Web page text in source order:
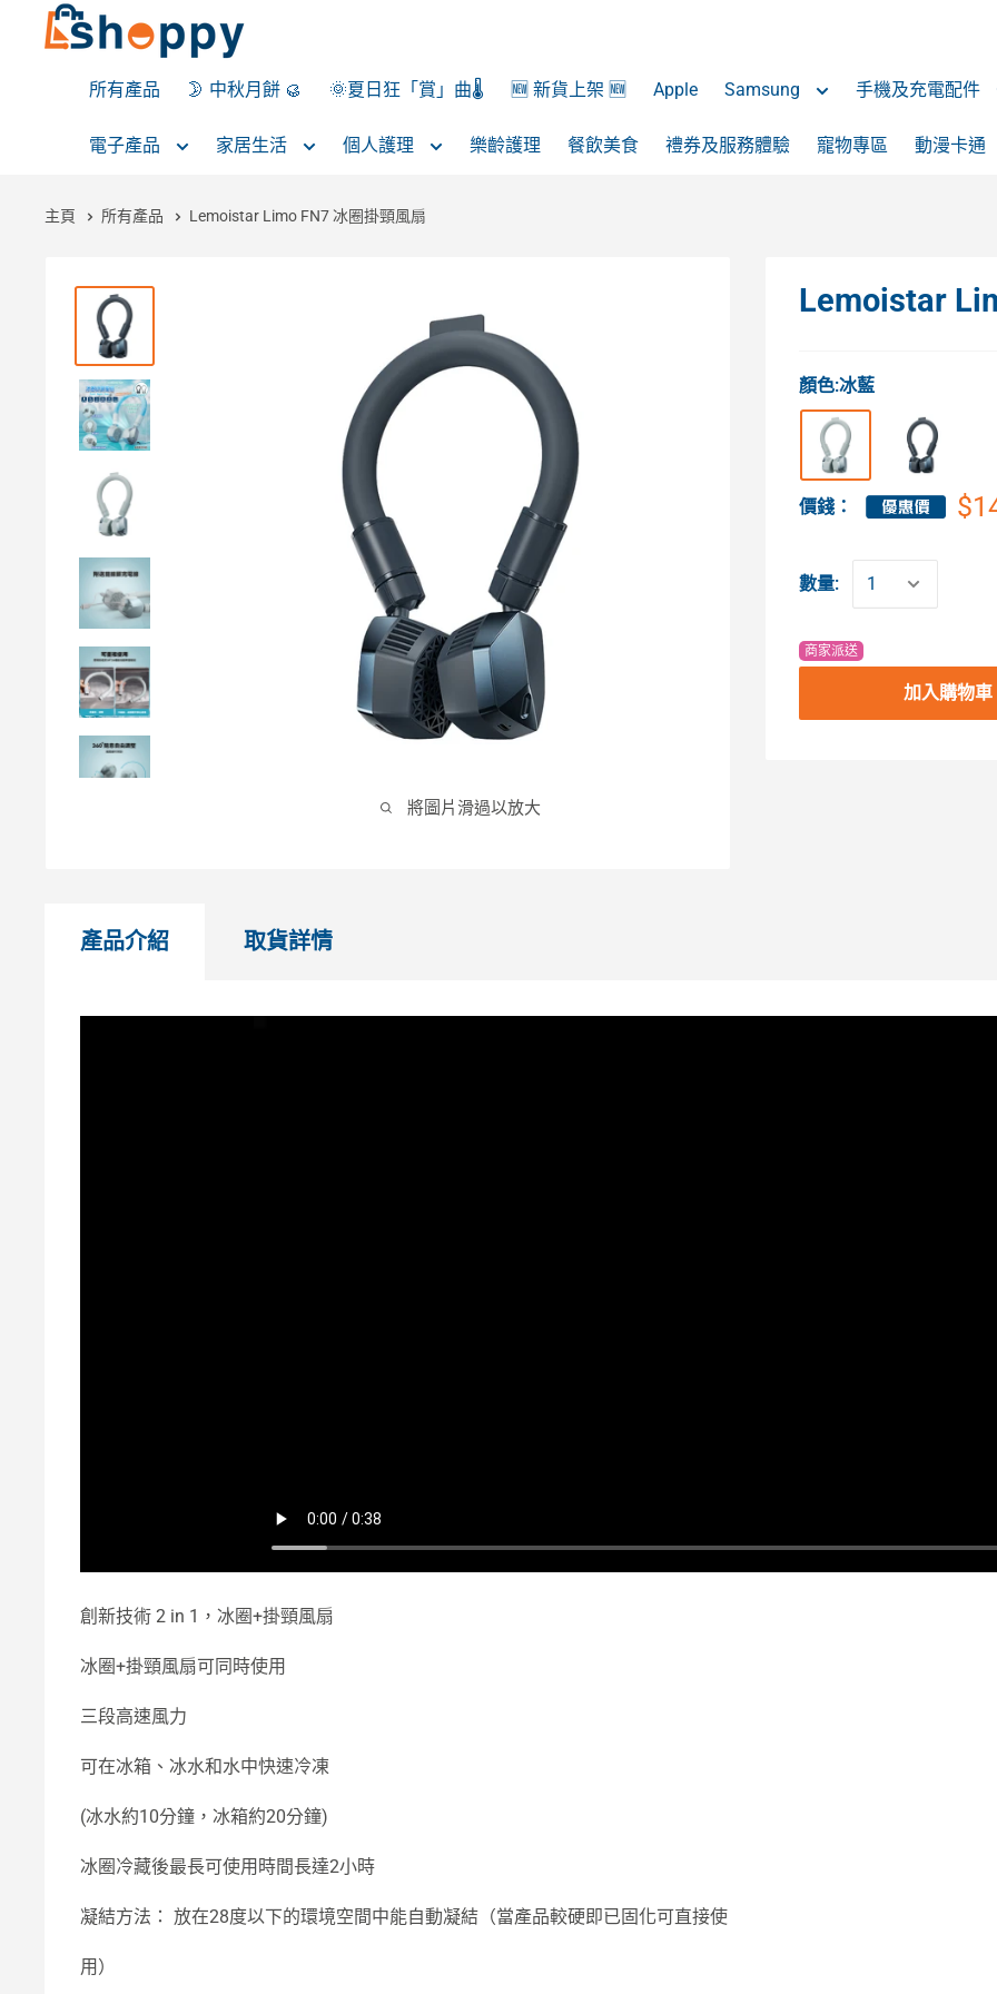
所有產品 🌛 中秋月餅 🥮 🌞夏日狂「賞」曲🌡️ 🆕 新貨上架 🆕 Apple Samsung 手機及充電配件
電子產品 家居生活 個人護理 樂齡護理 餐飲美食 禮券及服務體驗 寵物專區 動漫卡通
主頁 所有產品 Lemoistar Limo FN7 冰圈掛頸風扇
將圖片滑過以放大
Lemoistar
顏色:冰藍
價錢：
數量:
商家派送
加入購物車
產品介紹
創新技術 2 in 1，冰圈+掛頸風扇
冰圈+掛頸風扇可同時使用
三段高速風力
可在冰箱、冰水和水中快速冷凍
(冰水約10分鐘，冰箱約20分鐘)
冰圈冷藏後最長可使用時間長達2小時
凝結方法： 放在28度以下的環境空間中能自動凝結（當產品較硬即已固化可直接使
用）
取貨詳情